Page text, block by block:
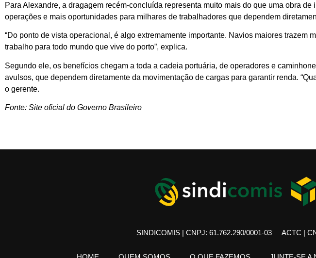
Para Alexandre, a dragagem recém-concluída representa muito mais do que uma obra
operações e mais oportunidades para milhares de trabalhadores que dependem
“Do ponto de vista operacional, é algo extremamente importante. Navios maiores trazem
trabalho para todo mundo que vive do porto”, explica.
Segundo ele, os benefícios chegam a toda a cadeia portuária, de operadores e
avulsos, que dependem diretamente da movimentação de cargas para garantir renda.
o gerente.
Fonte: Site oficial do Governo Brasileiro
SINDICOMIS | CNPJ: 61.762.290/0001-03 ACTC |